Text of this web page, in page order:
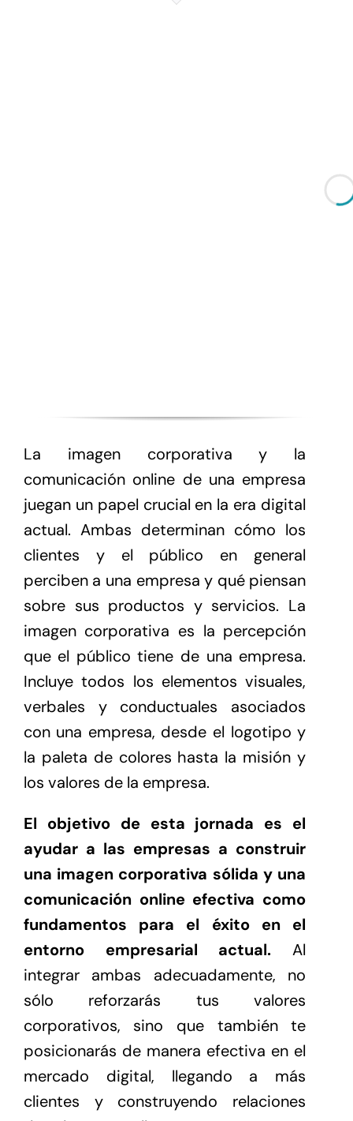
La imagen corporativa y la
comunicación online de una empresa
juegan un papel crucial en la era digital
actual. Ambas determinan cómo los
clientes y el público en general
perciben a una empresa y qué piensan
sobre sus productos y servicios. La
imagen corporativa es la percepción
que el público tiene de una empresa.
Incluye todos los elementos visuales,
verbales y conductuales asociados
con una empresa, desde el logotipo y
la paleta de colores hasta la misión y
los valores de la empresa.
El objetivo de esta jornada es el
ayudar a las empresas a construir
una imagen corporativa sólida y una
comunicación online efectiva como
fundamentos para el éxito en el
entorno empresarial actual. Al
integrar ambas adecuadamente, no
sólo reforzarás tus valores
corporativos, sino que también te
posicionarás de manera efectiva en el
mercado digital, llegando a más
clientes y construyendo relaciones